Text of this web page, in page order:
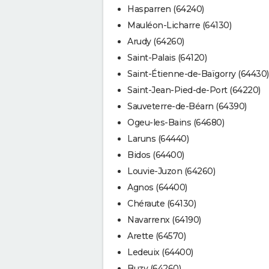
Hasparren (64240)
Mauléon-Licharre (64130)
Arudy (64260)
Saint-Palais (64120)
Saint-Étienne-de-Baïgorry (64430)
Saint-Jean-Pied-de-Port (64220)
Sauveterre-de-Béarn (64390)
Ogeu-les-Bains (64680)
Laruns (64440)
Bidos (64400)
Louvie-Juzon (64260)
Agnos (64400)
Chéraute (64130)
Navarrenx (64190)
Arette (64570)
Ledeuix (64400)